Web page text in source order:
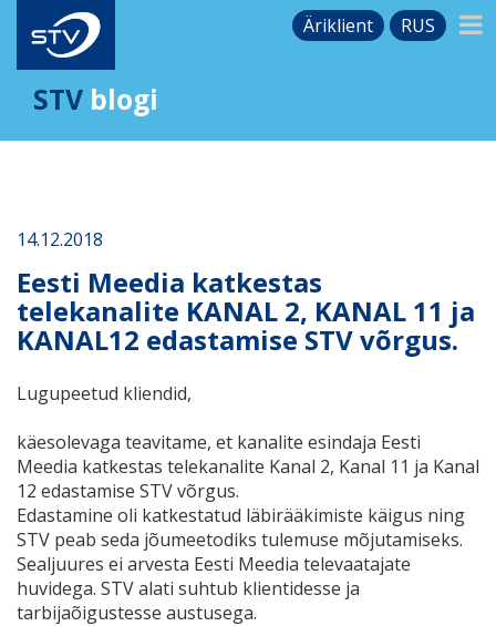
Äriklient RUS
STV blogi
14.12.2018
Eesti Meedia katkestas
telekanalite KANAL 2, KANAL 11 ja
KANAL12 edastamise STV võrgus.
Lugupeetud kliendid,
käesolevaga teavitame, et kanalite esindaja Eesti
Meedia katkestas telekanalite Kanal 2, Kanal 11 ja Kanal
12 edastamise STV võrgus.
Edastamine oli katkestatud läbirääkimiste käigus ning
STV peab seda jõumeetodiks tulemuse mõjutamiseks.
Sealjuures ei arvesta Eesti Meedia televaatajate
huvidega. STV alati suhtub klientidesse ja
tarbijaõigustesse austusega.